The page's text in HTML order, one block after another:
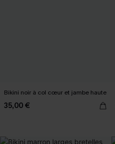
Bikini noir à col cœur et jambe haute
35,00 €